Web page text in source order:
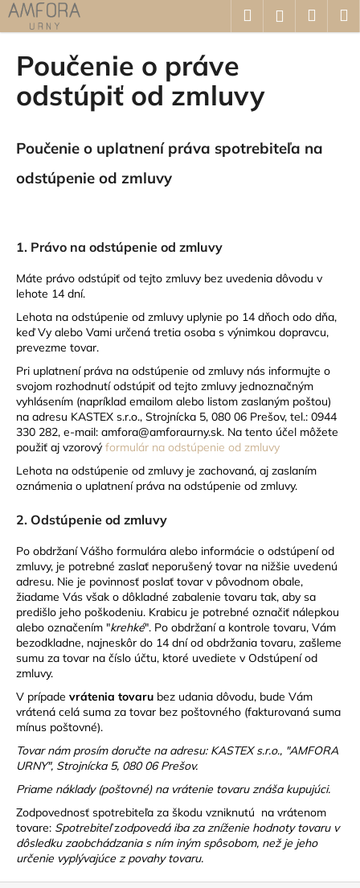
Prejsť
na
obsah
Hľadať
Poučenie o práve
odstúpiť od zmluvy
Poučenie o uplatnení práva spotrebiteľa na
odstúpenie od zmluvy
1. Právo na odstúpenie od zmluvy
Máte právo odstúpiť od tejto zmluvy bez uvedenia dôvodu v
lehote 14 dní.
Lehota na odstúpenie od zmluvy uplynie po 14 dňoch odo dňa,
keď Vy alebo Vami určená tretia osoba s výnimkou dopravcu,
prevezme tovar.
Pri uplatnení práva na odstúpenie od zmluvy nás informujte o
svojom rozhodnutí odstúpiť od tejto zmluvy jednoznačným
vyhlásením (napríklad emailom alebo listom zaslaným poštou)
na adresu KASTEX s.r.o., Strojnícka 5, 080 06 Prešov, tel.: 0944
330 282, e-mail: amfora@amforaurny.sk. Na tento účel môžete
použiť aj vzorový formulár na odstúpenie od zmluvy
Lehota na odstúpenie od zmluvy je zachovaná, aj zaslaním
oznámenia o uplatnení práva na odstúpenie od zmluvy.
2. Odstúpenie od zmluvy
Po obdržaní Vášho formulára alebo informácie o odstúpení od
zmluvy, je potrebné zaslať neporušený tovar na nižšie uvedenú
adresu. Nie je povinnosť poslať tovar v pôvodnom obale,
žiadame Vás však o dôkladné zabalenie tovaru tak, aby sa
predišlo jeho poškodeniu. Krabicu je potrebné označiť nálepkou
alebo označením "krehké". Po obdržaní a kontrole tovaru, Vám
bezodkladne, najneskôr do 14 dní od obdržania tovaru, zašleme
sumu za tovar na číslo účtu, ktoré uvediete v Odstúpení od
zmluvy.
V prípade vrátenia tovaru bez udania dôvodu, bude Vám
vrátená celá suma za tovar bez poštovného (fakturovaná suma
mínus poštovné).
Tovar nám prosím doručte na adresu: KASTEX s.r.o., "AMFORA
URNY", Strojnícka 5, 080 06 Prešov.
Priame náklady (poštovné) na vrátenie tovaru znáša kupujúci.
Zodpovednosť spotrebiteľa za škodu vzniknutú na vrátenom
tovare: Spotrebiteľzodpovedá iba za zníženie hodnoty tovaru v
dôsledku zaobchádzania s ním iným spôsobom, než je jeho
určenie vyplývajúce z povahy tovaru.
K
o
Č
o
o
t
u
j
e
t
e
n
á
j
s
ť
?
HĽADAŤ
O
d
p
o
r
ú
č
a
m
e
STOJAN
NA
SRDIEČKO,
ZLATÝ
/